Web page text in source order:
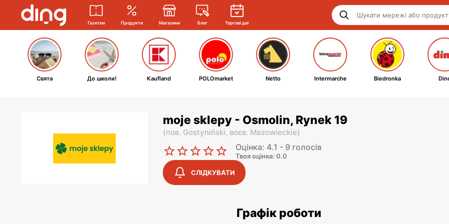
Газетки Продукти Магазини Блог Торгові дні
Свята До школи! Kaufland POLOmarket Netto Intermarche Biedronka
moje sklepy - Osmolin, Rynek 19
(пов. Gostyniński, воєв. Mazowieckie)
Оцінка: 4.1 - 9 голосів
Твоя оцінка: 0.0
СЛІДКУВАТИ
Графік роботи